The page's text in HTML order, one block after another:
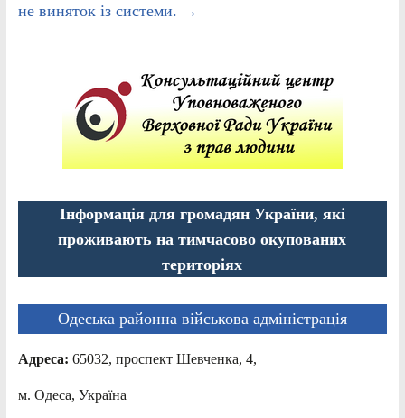
не виняток із системи. →
Інформація для громадян України, які
проживають на тимчасово окупованих
територіях
Одеська районна військова адміністрація
Адреса: 65032, проспект Шевченка, 4,
м. Одеса, Україна